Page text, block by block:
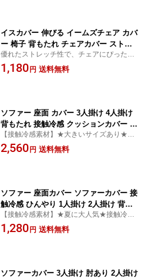
イスカバー 伸びる イームズチェア カバ
ー 椅子 背もたれ チェアカバー ストレ
ッチ チェアカバー フィット 無地 椅子
カバー 北欧風 ダイニングチェアカバー
優れたストレッチ性で、チェアにぴったり
する!!気軽に模様替え!! イームズチェア カバ
ー 椅子カバー カラー豊富 椅子カバー イス
1,180円 送料無料
ソファー 座面 カバー 3人掛け 4人掛け
背もたれ 接触冷感 クッションカバー ひ
んやり フィット ストレッチ 一人掛け
夏 ソファー カバー 北欧 かけるだけ 3.5
【接触冷感素材】★大きいサイズあり★接
触冷感の素材として、熱の伝導率が大き
く、熱と湿気などをよく阻んで、ひんやり
2,560円 送料無料
ソファー 座面カバー ソファーカバー 接
触冷感 ひんやり 1人掛け 2人掛け 背も
たれ フィット ストレッチ おしゃれ 一
人掛け 夏用 ソファー カバー 北欧 かけ
【接触冷感素材】★夏に大人気★接触冷感
の素材として、熱の伝導率が大きく、熱と
湿気などをよく阻んで、ひんやり感と清潔
1,280円 送料無料
ソファーカバー 3人掛け 肘あり 2人掛け